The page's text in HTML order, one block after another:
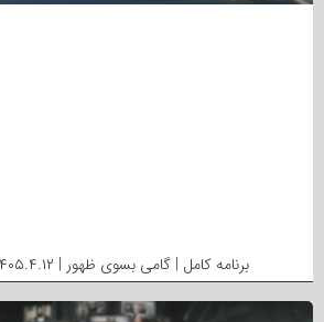
برنامه کامل | گامی بسوی ظهور | ۱۴۰۵.۴.۱۲ | استاد بهروزی